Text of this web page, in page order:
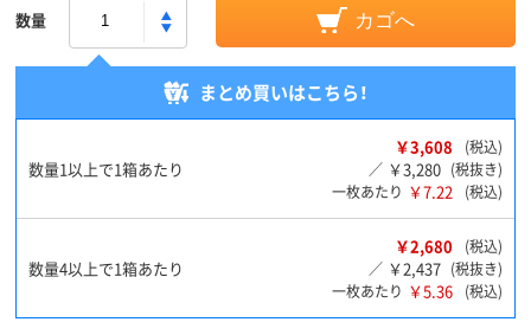
数量 カゴへ
まとめ買いはこちら！
数量1以上で1箱あたり
￥3,608
(税込)
／ ￥3,280 (税抜き)
一枚あたり ￥7.22 (税込)
数量4以上で1箱あたり
￥2,680
(税込)
／ ￥2,437 (税抜き)
一枚あたり ￥5.36 (税込)